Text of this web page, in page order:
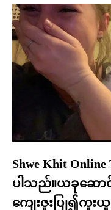
Shwe Khit
ပါသည်။ယခုဆောင်း
ကျေးဇူးပြု၍ကူးယူ